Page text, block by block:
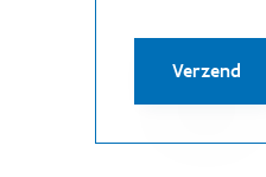
Verzend